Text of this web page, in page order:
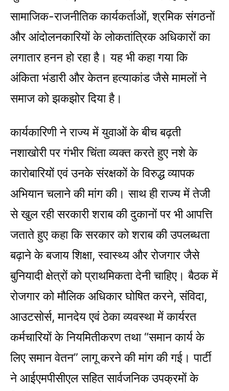
सामाजिक-राजनीतिक कार्यकर्ताओं, श्रमिक संगठनों
और आंदोलनकारियों के लोकतांत्रिक अधिकारों का
लगातार हनन हो रहा है। यह भी कहा गया कि
अंकिता भंडारी और केतन हत्याकांड जैसे मामलों ने
समाज को झकझोर दिया है।
कार्यकारिणी ने राज्य में युवाओं के बीच बढ़ती
नशाखोरी पर गंभीर चिंता व्यक्त करते हुए नशे के
कारोबारियों एवं उनके संरक्षकों के विरुद्ध व्यापक
अभियान चलाने की मांग की। साथ ही राज्य में तेजी
से खुल रही सरकारी शराब की दुकानों पर भी आपत्ति
जताते हुए कहा कि सरकार को शराब की उपलब्धता
बढ़ाने के बजाय शिक्षा, स्वास्थ्य और रोजगार जैसे
बुनियादी क्षेत्रों को प्राथमिकता देनी चाहिए। बैठक में
रोजगार को मौलिक अधिकार घोषित करने, संविदा,
आउटसोर्स, मानदेय एवं ठेका व्यवस्था में कार्यरत
कर्मचारियों के नियमितीकरण तथा “समान कार्य के
लिए समान वेतन” लागू करने की मांग की गई। पार्टी
ने आईएमपीसीएल सहित सार्वजनिक उपक्रमों के